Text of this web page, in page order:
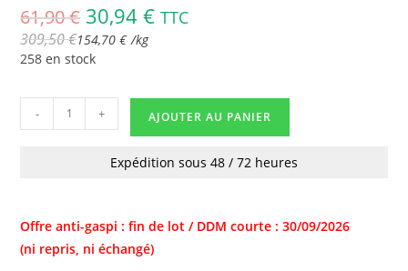
61,90€ 30,94€ TTC
309,50€154,70€ /kg
258 en stock
- + AJOUTER AU PANIER
Expédition sous 48 / 72 heures
Offre anti-gaspi : fin de lot / DDM courte : 30/09/2026
(ni repris, ni échangé)